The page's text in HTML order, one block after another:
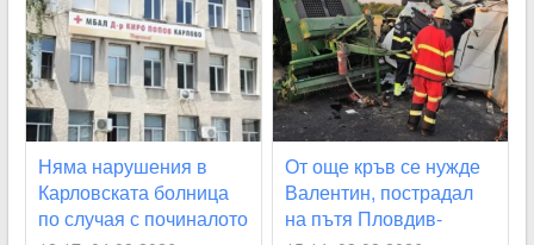
Няма нарушения в
Карловската болница
по случая с починалото
От още кръв се нужде
Валентин, пострадал
на пътя Пловдив-